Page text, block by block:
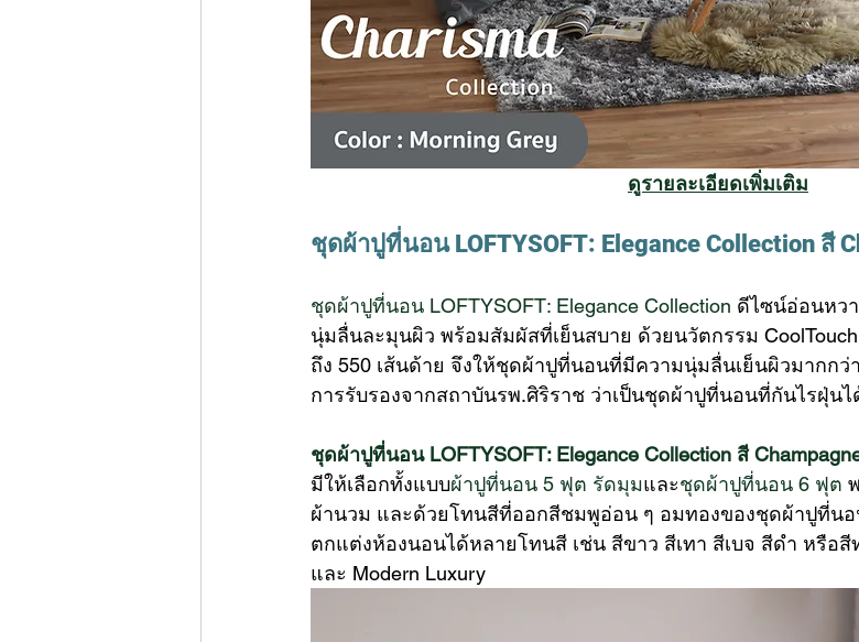
ดูรายละเอียดเพิ่มเติม
ชุดผ้าปูที่นอน LOFTYSOFT: Elegance Collection สี
ชุดผ้าปูที่นอน LOFTYSOFT: Elegance Collection ดีไซน์อ่อนหว
นุ่มลื่นละมุนผิว พร้อมสัมผัสที่เย็นสบาย ด้วยนวัตกรรม
ถึง 550 เส้นด้าย จึงให้ชุดผ้าปูที่นอนที่มีความนุ่มลื่นเย็นผิวมากก
การรับรองจากสถาบันรพ.ศิริราช ว่าเป็นชุดผ้าปูที่นอนที่กันไรฝุ่น
ชุดผ้าปูที่นอน LOFTYSOFT: Elegance Collection สี
มีให้เลือกทั้งแบบผ้าปูที่นอน 5 ฟุต รัดมุมและชุดผ้าปูที่นอน 6 ฟุต
ผ้านวม และด้วยโทนสีที่ออกสีชมพูอ่อน ๆ อมทองของชุดผ้าปูที่นอ
ตกแต่งห้องนอนได้หลายโทนสี เช่น สีขาว สีเทา สีเบจ สีดำ หรือ
และ Modern Luxury